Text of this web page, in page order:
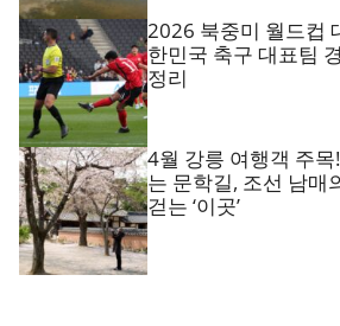
2026 북중미 월드컵
한민국 축구 대표팀
정리
4월 강릉 여행객 주목
는 문학길, 조선 남매
걷는 ‘이곳’